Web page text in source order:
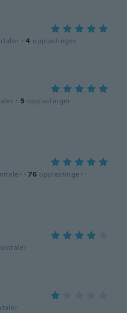
· 4 opplastinger
· 5 opplastinger
· 76 opplastinger
omtaler